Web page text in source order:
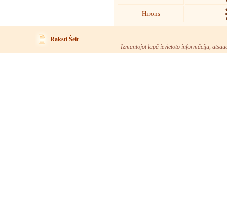
Hīrons
Raksti Šeit
Izmantojot lapā ievietoto informāciju,